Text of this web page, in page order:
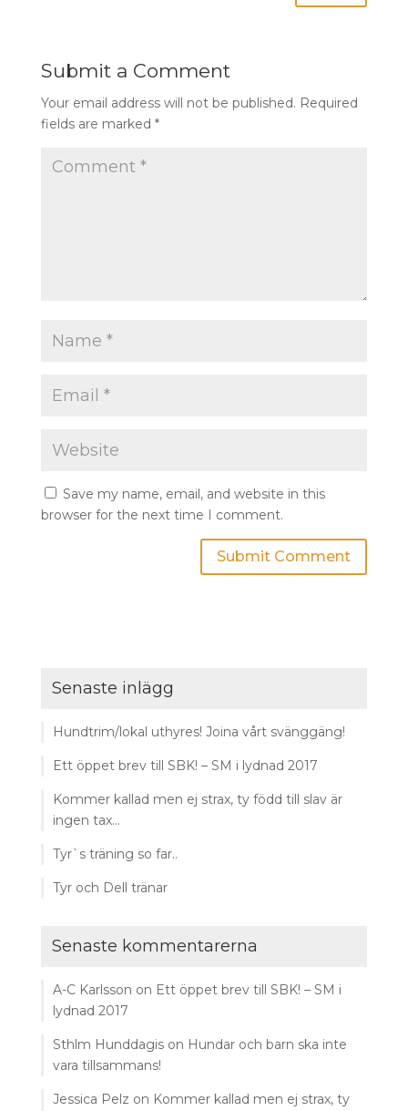
Submit a Comment
Your email address will not be published. Required
fields are marked *
Save my name, email, and website in this
browser for the next time I comment.
Senaste inlägg
Hundtrim/lokal uthyres! Joina vårt svänggäng!
Ett öppet brev till SBK! – SM i lydnad 2017
Kommer kallad men ej strax, ty född till slav är
ingen tax…
Tyr`s träning so far..
Tyr och Dell tränar
Senaste kommentarerna
A-C Karlsson on Ett öppet brev till SBK! – SM i
lydnad 2017
Sthlm Hunddagison Hundar och barn ska inte
vara tillsammans!
Jessica Pelz on Kommer kallad men ej strax, ty